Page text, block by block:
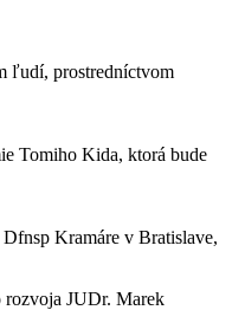
ľudí, prostredníctvom
Tomiho Kida, ktorá bude
Kramáre v Bratislave,
JUDr. Marek